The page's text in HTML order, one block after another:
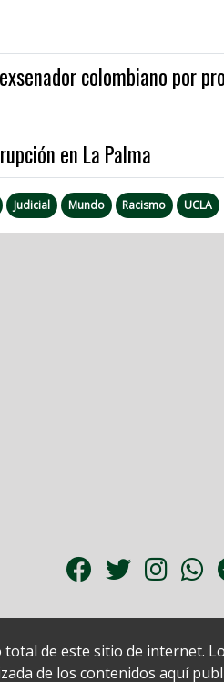
colombiano por
en La Palma
Judicial Mundo Racismo UCLA
de este sitio de internet.
de los contenidos aquí